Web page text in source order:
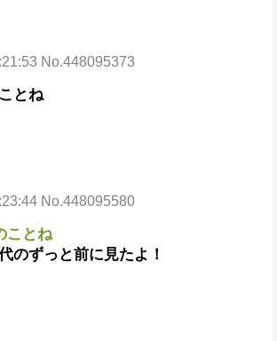
No.448095373
とね
No.448095580
ことね
のずっと前に見たよ！